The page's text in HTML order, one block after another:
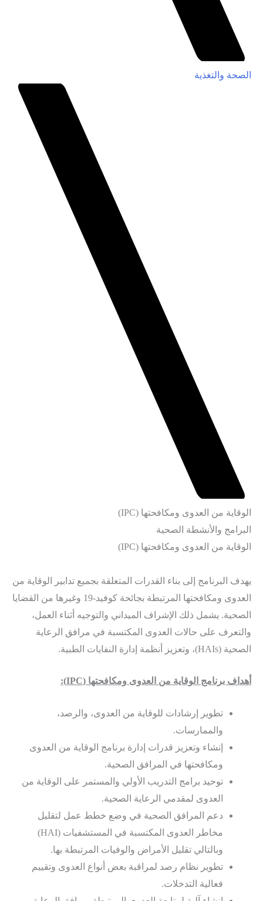
الصحة والتغذية
الوقاية من العدوى ومكافحتها (IPC)
البرامج والأنشطة الصحية
الوقاية من العدوى ومكافحتها (IPC)
يهدف البرنامج إلى بناء القدرات المتعلقة بجميع تدابير الوقاية من
العدوى ومكافحتها المرتبطة بجائحة كوفيد-19 وغيرها من القضايا
الصحية. يشمل ذلك الإشراف الميداني والتوجيه أثناء العمل،
والتعرف على حالات العدوى المكتسبة في مرافق الرعاية
الصحية (HAIs)، وتعزيز أنظمة إدارة النفايات الطبية.
أهداف برنامج الوقاية من العدوى ومكافحتها (IPC):
تطوير إرشادات للوقاية من العدوى، والرصد،
والممارسات.
إنشاء وتعزيز قدرات إدارة برنامج الوقاية من العدوى
ومكافحتها في المرافق الصحية.
توحيد برامج التدريب الأولي والمستمر على الوقاية من
العدوى لمقدمي الرعاية الصحية.
دعم المرافق الصحية في وضع خطط عمل لتقليل
مخاطر العدوى المكتسبة في المستشفيات (HAI)
وبالتالي تقليل الأمراض والوفيات المرتبطة بها.
تطوير نظام رصد لمراقبة بعض أنواع العدوى وتقييم
فعالية التدخلات.